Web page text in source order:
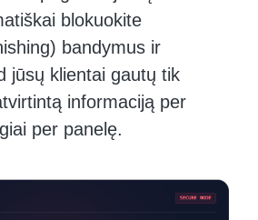
blokuokite
bandymus ir
jūsų klientai gautų tik
informaciją per
per panelę.